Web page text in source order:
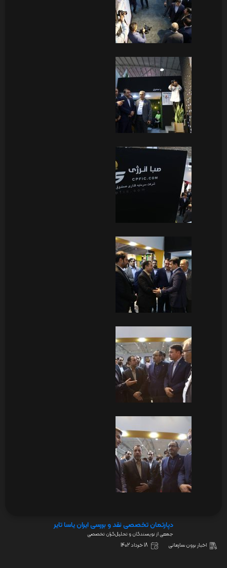
دپارتمان تخصصی نقد و بررسی ایران یاسا تایر
جمعی از نویسندگان و تحلیل‌گران تخصصی
اخبار برون سازمانی 18 خرداد 1402